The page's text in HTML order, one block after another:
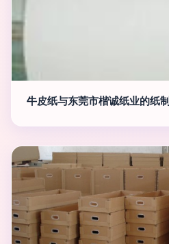
牛皮纸与东莞市楷诚纸业的纸